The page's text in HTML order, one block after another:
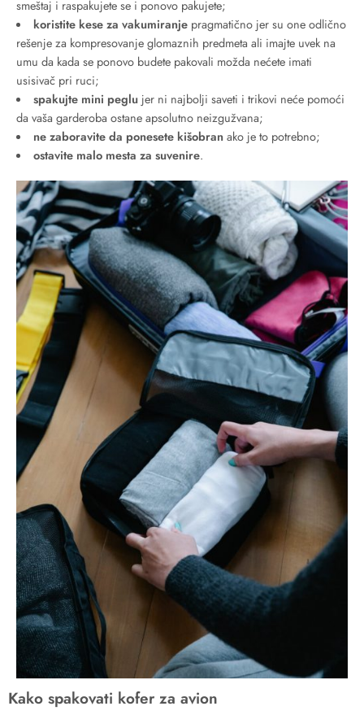
smeštaj i raspakujete se i ponovo pakujete;
koristite kese za vakumiranjepragmatično jer su one odlično
rešenje za kompresovanje glomaznih predmeta ali imajte uvek na
umu da kada se ponovo budete pakovali možda nećete imati
usisivač pri ruci;
spakujte mini peglujer ni najbolji saveti i trikovi neće pomoći
da vaša garderoba ostane apsolutno neizgužvana;
ne zaboravite da ponesete kišobranako je to potrebno;
ostavite malo mesta za suvenire.
Kako spakovati kofer za avion